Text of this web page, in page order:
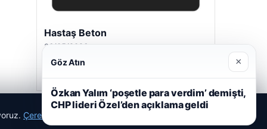
Hastaş Beton
26/05/2026
Çerez Politikamız
Göz Atın ×
Özkan Yalım ‘poşetle para verdim’ demişti,
CHP lideri Özel’den açıklama geldi